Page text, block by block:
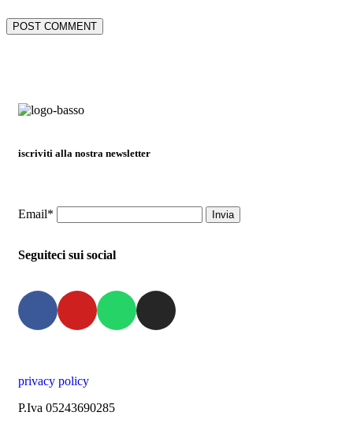
iscriviti alla nostra newsletter
Email*
Seguiteci sui social
privacy policy
P.Iva 05243690285